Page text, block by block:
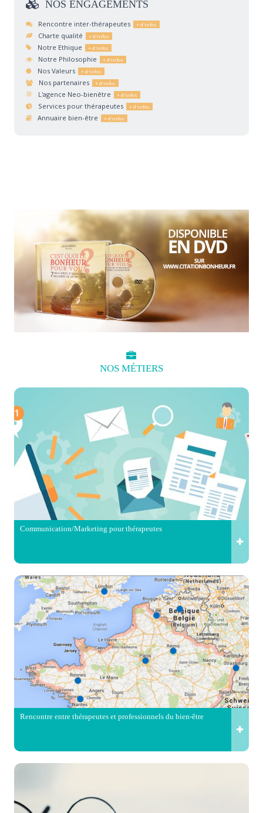
NOS ENGAGEMENTS
Rencontre inter-thérapeutes
Charte qualité
Notre Ethique
Notre Philosophie
Nos Valeurs
Nos partenaires
L'agence Neo-bienêtre
Services pour thérapeutes
Annuaire bien-être
NOS MÉTIERS
Communication/Marketing pour thérapeutes
Rencontre entre thérapeutes et professionnels du bien-être